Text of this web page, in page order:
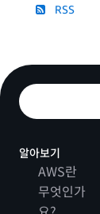
RSS
알아보기
AWS란
무엇인가